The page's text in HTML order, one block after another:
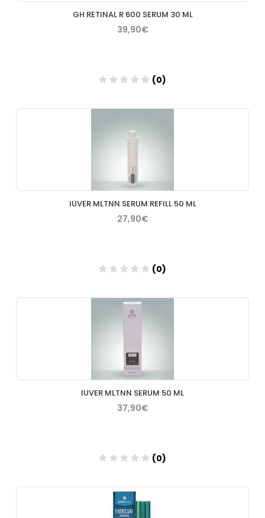
GH RETINAL R 600 SERUM 30 ML
39,90€
(0)
IUVER MLTNN SERUM REFILL 50 ML
27,90€
(0)
Añadir
IUVER MLTNN SERUM 50 ML
37,90€
(0)
Añadir